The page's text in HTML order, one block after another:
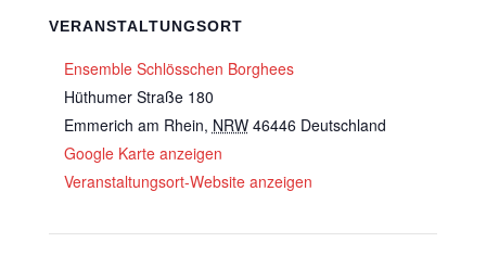
VERANSTALTUNGSORT
Ensemble Schlösschen Borghees
Hüthumer Straße 180
Emmerich am Rhein, NRW 46446 Deutschland
Google Karte anzeigen
Veranstaltungsort-Website anzeigen